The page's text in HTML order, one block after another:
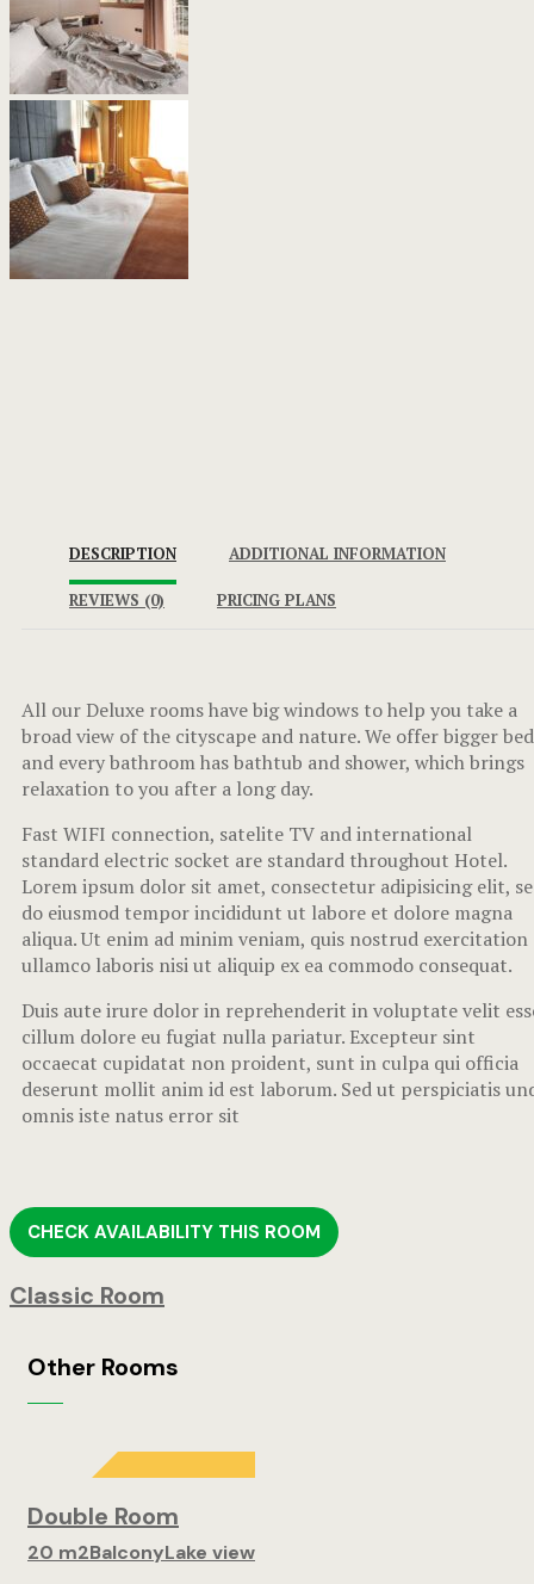
DESCRIPTION ADDITIONAL INFORMATION
REVIEWS (0) PRICING PLANS
All our Deluxe rooms have big windows to help you take a
broad view of the cityscape and nature. We offer bigger bed
and every bathroom has bathtub and shower, which brings
relaxation to you after a long day.
Fast WIFI connection, satelite TV and international
standard electric socket are standard throughout Hotel.
Lorem ipsum dolor sit amet, consectetur adipisicing elit,
do eiusmod tempor incididunt ut labore et dolore magna
aliqua. Ut enim ad minim veniam, quis nostrud exercitation
ullamco laboris nisi ut aliquip ex ea commodo consequat.
Duis aute irure dolor in reprehenderit in voluptate velit
cillum dolore eu fugiat nulla pariatur. Excepteur sint
occaecat cupidatat non proident, sunt in culpa qui officia
deserunt mollit anim id est laborum. Sed ut perspiciatis
omnis iste natus error sit
CHECK AVAILABILITY THIS ROOM
Classic Room
Other Rooms
Double Room
20 m2BalconyLake view